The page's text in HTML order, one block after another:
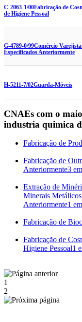
C-2063-1/00Fabricação de
de Higiene Pessoal
G-4789-0/99Comércio
Especificados Anteriormente
H-5211-7/02Guarda-Móveis
CNAEs com o
industria quimica
Fabricação de
Fabricação de
Anteriormente3
Extração de
Minerais
Anteriormente1
Fabricação de
Fabricação de
Higiene Pessoal1
1
2